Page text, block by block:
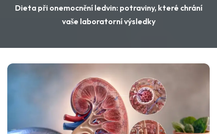
Dieta při onemocnění ledvin: potraviny, které chrání
vaše laboratorní výsledky